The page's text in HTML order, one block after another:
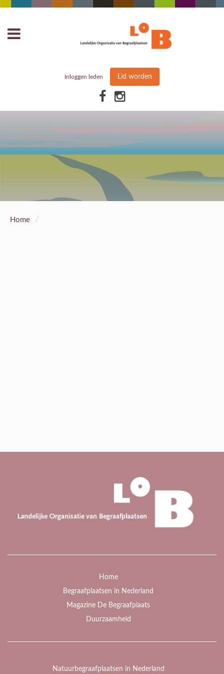
Inloggen leden Lid worden
Home /
Home
Begraafplaatsen in Nederland
Magazine De Begraafplaats
Duurzaamheid
Natuurbegraafplaatsen in Nederland